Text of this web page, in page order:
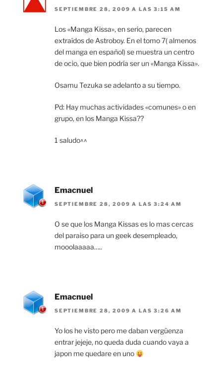
SEPTIEMBRE 28, 2009 A LAS 3:15 AM
Los «Manga Kissa», en serio, parecen
extraídos de Astroboy. En el tomo 7( almenos
del manga en español) se muestra un centro
de ocio, que bien podría ser un «Manga Kissa».
Osamu Tezuka se adelanto a su tiempo.
Pd: Hay muchas actividades «comunes» o en
grupo, en los Manga Kissa??
1 saludo^^
Emacnuel
SEPTIEMBRE 28, 2009 A LAS 3:24 AM
O se que los Manga Kissas es lo mas cercas
del paraiso para un geek desempleado,
mooolaaaaa…..
Emacnuel
SEPTIEMBRE 28, 2009 A LAS 3:26 AM
Yo los he visto pero me daban vergüenza
entrar jejeje, no queda duda cuando vaya a
japon me quedare en uno